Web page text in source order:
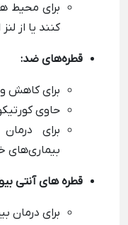
برای محیط
کنند یا از
قطره‌های ضد:
برای کاهش
حاوی
برای
بیماری‌های
قطره های آنتی
برای درمان